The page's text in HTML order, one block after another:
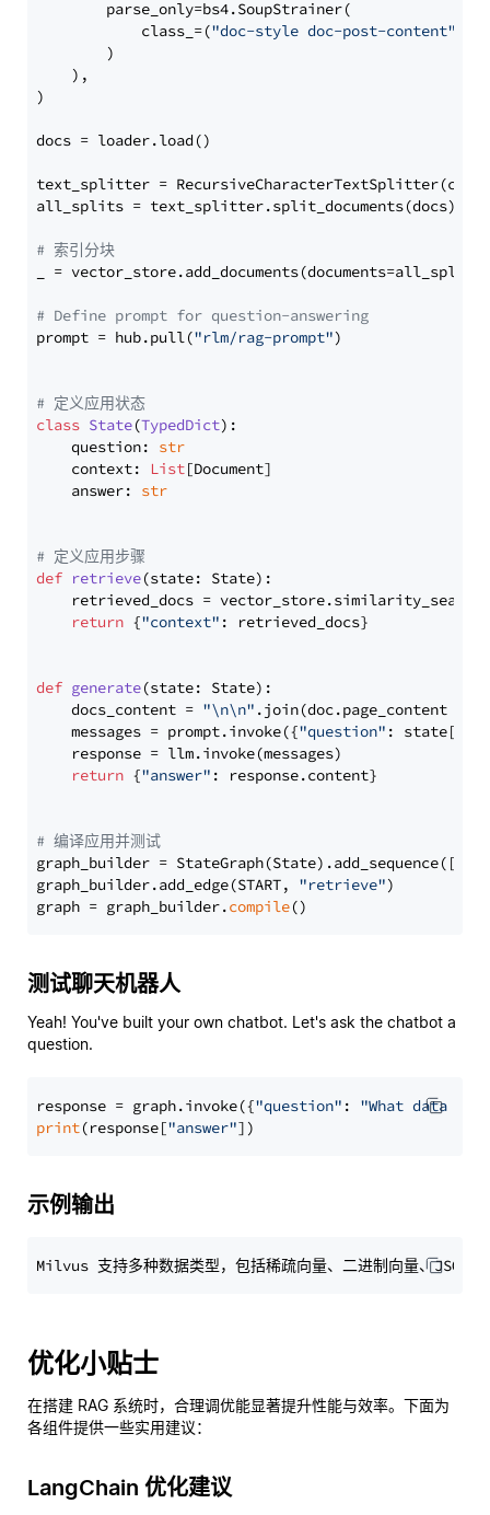
        parse_only=bs4.SoupStrainer(
            class_=(
"doc-style doc-post-content"
        )
    ),
)
docs = loader.load()
text_splitter =
all_splits = text_splitter.split_documents(docs)
# 索引分块
_ = vector_store.add_documents(documents=all_splits)
# Define prompt for question-answering
prompt = hub.pull("rlm/rag-prompt")
# 定义应用状态
class State(TypedDict):
    question:
str
    context:
List[Document]
    answer:
str
# 定义应用步骤
def retrieve(state: State):
retrieved_docs =
return {"context" : retrieved_docs}
def generate(state: State):
    docs_content =
"\n\n" .join(doc.page_content
    messages = prompt.invoke({
"question" : state[
    response = llm.invoke(messages)
return {"answer" : response.content}
# 编译应用并测试
graph_builder =
graph_builder.add_edge(START, "retrieve")
graph = graph_builder.compile
测试聊天机器人
Yeah! You've built your own chatbot. Let's ask the chatbot a
question.
response = graph.invoke({"question" : "What data
print(response["answer"
示例输出
优化小贴士
在搭建 RAG 系统时，合理调优能显著提升性能与效率。下面为
各组件提供一些实用建议：
LangChain 优化建议